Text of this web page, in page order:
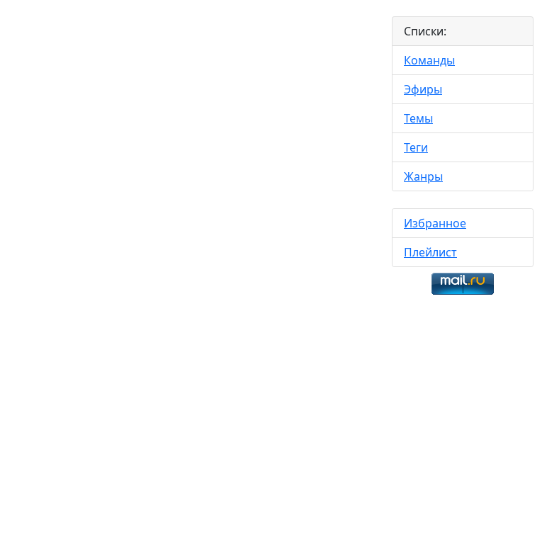
Списки:
Команды
Эфиры
Темы
Теги
Жанры
Избранное
Плейлист